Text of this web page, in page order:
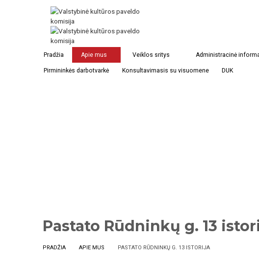
Pradžia Apie mus Veiklos sritys Administracinė
Pirmininkės darbotvarkė Konsultavimasis su visuomene DUK
Pastato Rūdninkų g. 13
PRADŽIA APIE MUS PASTATO RŪDNINKŲ G. 13 ISTORIJA